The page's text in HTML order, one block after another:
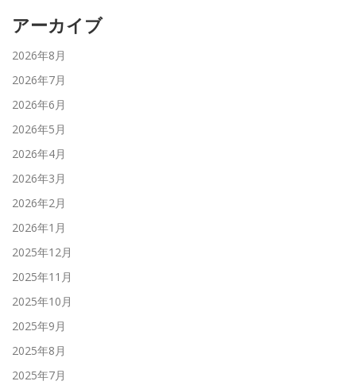
アーカイブ
2026年8月
2026年7月
2026年6月
2026年5月
2026年4月
2026年3月
2026年2月
2026年1月
2025年12月
2025年11月
2025年10月
2025年9月
2025年8月
2025年7月